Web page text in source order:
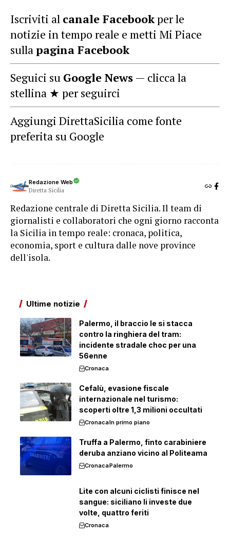
Iscriviti al canale Facebookper le
notizie in tempo reale e metti Mi Piace
sulla pagina Facebook
Seguici su Google News — clicca la
stellina ★ per seguirci
Aggiungi DirettaSicilia come fonte
preferita su Google
Redazione Web
Diretta Sicilia
Redazione centrale di Diretta Sicilia. Il team di
giornalisti e collaboratori che ogni giorno racconta
la Sicilia in tempo reale: cronaca, politica,
economia, sport e cultura dalle nove province
dell'isola.
Ultime notizie
Palermo, il braccio le si stacca
contro la ringhiera del tram:
incidente stradale choc per una
56enne
Cronaca
Cefalù, evasione fiscale
internazionale nel turismo:
scoperti oltre 1,3 milioni occultati
CronacaIn primo piano
Truffa a Palermo, finto carabiniere
deruba anziano vicino al Politeama
CronacaPalermo
Lite con alcuni ciclisti finisce nel
sangue: siciliano li investe due
volte, quattro feriti
Cronaca